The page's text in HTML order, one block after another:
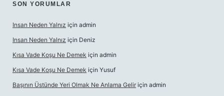
SON YORUMLAR
Insan Neden Yalnız için admin
Insan Neden Yalnız için Deniz
Kısa Vade Koşu Ne Demek için admin
Kısa Vade Koşu Ne Demek için Yusuf
Başının Üstünde Yeri Olmak Ne Anlama Gelir için admin